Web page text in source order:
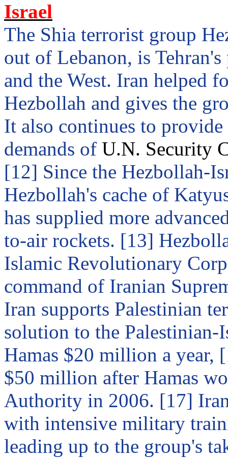
Israel
The Shia terrorist group
out of Lebanon, is Tehran's
and the West. Iran helped
Hezbollah and gives the
It also continues to
demands of U.N. Security
[12] Since the Hezbollah-
Hezbollah's cache of
has supplied more
to-air rockets. [13]
Islamic Revolutionary
command of Iranian
Iran supports Palestinian
solution to the
Hamas $20 million a year,
$50 million after Hamas
Authority in 2006. [17]
with intensive military
leading up to the group's